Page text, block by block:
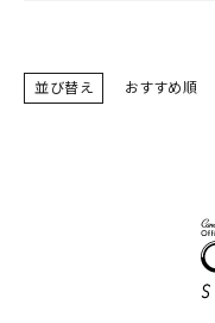
並び替え おすすめ順